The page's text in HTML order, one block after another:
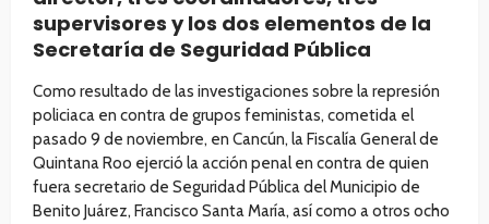
supervisores y los dos elementos de la
Secretaría de Seguridad Pública
Como resultado de las investigaciones sobre la represión
policiaca en contra de grupos feministas, cometida el
pasado 9 de noviembre, en Cancún, la Fiscalía General de
Quintana Roo ejerció la acción penal en contra de quien
fuera secretario de Seguridad Pública del Municipio de
Benito Juárez, Francisco Santa María, así como a otros ocho